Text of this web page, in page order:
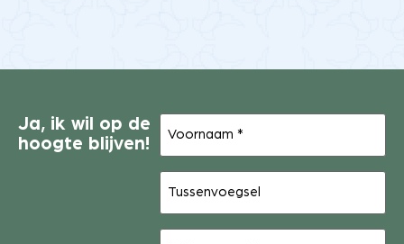
Ja, ik wil op de
hoogte blijven!
Voornaam
Tussenvoegsel
Achternaam